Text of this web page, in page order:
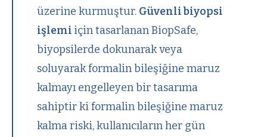
üzerine kurmuştur. Güvenli biyopsi
işlemi için tasarlanan BiopSafe,
biyopsilerde dokunarak veya
soluyarak formalin bileşiğine maruz
kalmayı engelleyen bir tasarıma
sahiptir ki formalin bileşiğine maruz
kalma riski, kullanıcıların her gün